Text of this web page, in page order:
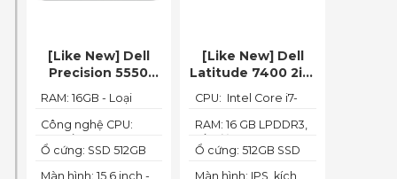
[Like New] Dell
Precision 5550
(Core i7-10850H,
RAM 16GB, SSD
512GB, Nvidia
Quadro T1000 4G,
Màn 15.6” FHD+)
Màn hình: 15.6 inch -
Ổ cứng: SSD 512GB
Công nghệ CPU:
Core i7-10750H, 6
nhân, 12 luồng
RAM: 16GB - Loại
[Like New] Dell
Latitude 7400 2in1
TOUCH – Core i7
8665U | Ram 16G |
SSD 512G | màn
hình 14 inch FHD
Cảm ứng x360
Màn hình: IPS, kích
Ổ cứng: 512GB SSD
RAM: 16 GB LPDDR3,
tốc độ 2133 MHz
CPU: Intel Core i7-